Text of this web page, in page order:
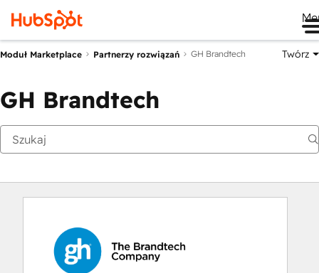
Moduł Marketplace Partnerzy rozwiązań GH Brandtech Twórz
GH Brandtech